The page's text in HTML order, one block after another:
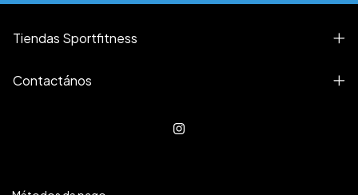
Tiendas Sportfitness
Contactános